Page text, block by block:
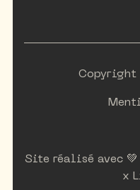
Copyright
Site réalisé avec 💚
x